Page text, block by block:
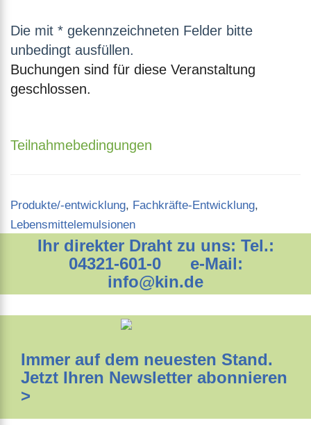
Die mit * gekennzeichneten Felder bitte
unbedingt ausfüllen.
Buchungen sind für diese Veranstaltung
geschlossen.
Teilnahmebedingungen
Categories
Produkte/-entwicklung, Fachkräfte-Entwicklung,
Lebensmittelemulsionen
Ihr direkter Draht zu uns: Tel.:
04321-601-0 e-Mail:
info@kin.de
Immer auf dem neuesten Stand.
Jetzt Ihren Newsletter abonnieren
>